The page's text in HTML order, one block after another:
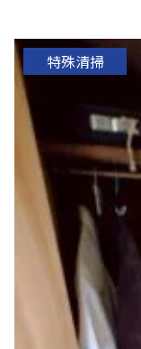
特殊清掃